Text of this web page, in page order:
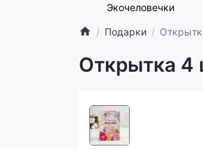
Экочеловечки
Подарки
Открытка